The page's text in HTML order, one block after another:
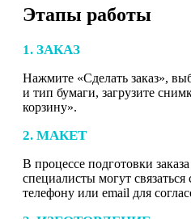
Этапы работы
1. ЗАКАЗ
Нажмите «Сделать заказ»,
и тип бумаги, загрузите
корзину».
2. МАКЕТ
В процессе подготовки
специалисты могут
телефону или email для